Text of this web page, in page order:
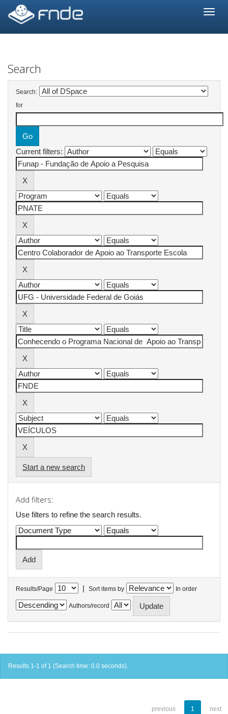
navigation
Search
Search:
for
Current filters:
Start a new search
Add filters:
Use filters to refine the search results.
Results/Page | Sort items by In order
Authors/record
Results 1-1 of 1 (Search time: 0.0 seconds).
previous 1 next